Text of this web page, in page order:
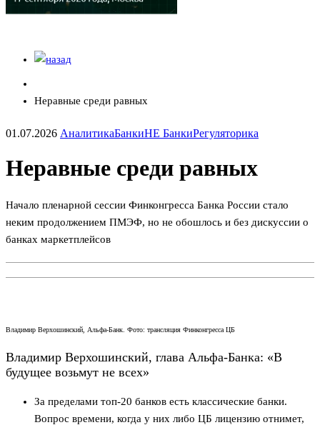
Неравные среди равных
01.07.2026 АналитикаБанкиНЕ БанкиРегуляторика
Неравные среди равных
Начало пленарной сессии Финконгресса Банка России стало
неким продолжением ПМЭФ, но не обошлось и без дискуссии о
банках маркетплейсов
Владимир Верхошинский, Альфа-Банк. Фото: трансляция Финконгресса ЦБ
Владимир Верхошинский, глава Альфа-Банка: «В
будущее возьмут не всех»
За пределами топ-20 банков есть классические банки.
Вопрос времени, когда у них либо ЦБ лицензию отнимет,